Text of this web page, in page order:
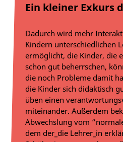
Ein kleiner Exkurs
Dadurch wird mehr
Kindern unterschiedlichen
ermöglicht, die Kinder, die
schon gut beherrschen,
die noch Probleme damit
die Kinder sich didaktisch
üben einen
miteinander. Außerdem
Abwechslung vom
dem der_die Lehrer_in